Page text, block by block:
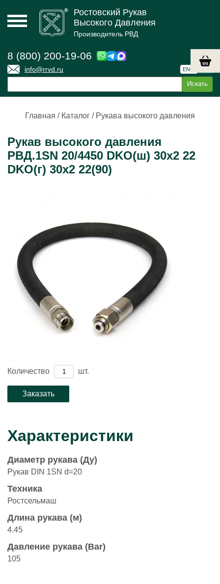
Ростовский Рукав
Высокого Давления
Производитель РВД
8 (800) 200-19-06
info@rrvd.ru ENG
Главная / Каталог / Рукава высокого давления
Рукав высокого давления
РВД.1SN 20/4450 DKO(ш) 30х2 22
DKO(г) 30х2 22(90)
Количество шт.
Характеристики
Диаметр рукава (Ду)
Рукав DIN 1SN d=20
Техника
Ростсельмаш
Длина рукава (м)
4.45
Давление рукава (Bar)
105